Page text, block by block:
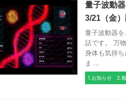
量子波動
3/21（金
量子波動器
話です。 万
身体も気持
ま ...
1.お知らせ 2.